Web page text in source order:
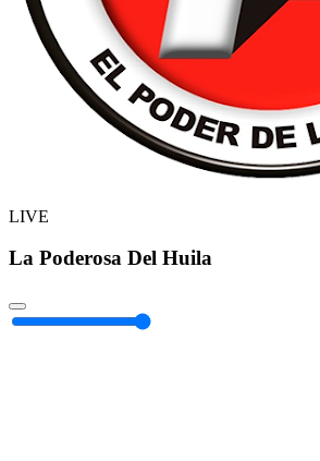
LIVE
La Poderosa Del Huila